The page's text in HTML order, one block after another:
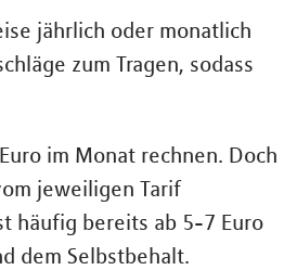
jährlich oder monatlich
zum Tragen, sodass
im Monat rechnen. Doch
jeweiligen Tarif
häufig bereits ab 5-7 Euro
dem Selbstbehalt.